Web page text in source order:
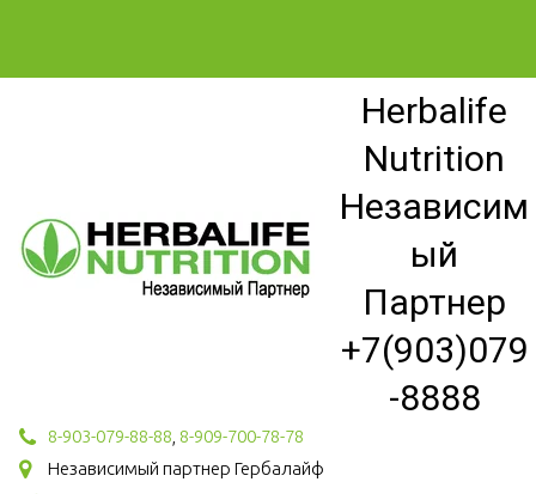
Herbalife
Nutrition
Независим
ый
Партнер
+7(903)079
-8888
8-903-079-88-88 8-909-700-78-78
Независимый партнер Гербалайф